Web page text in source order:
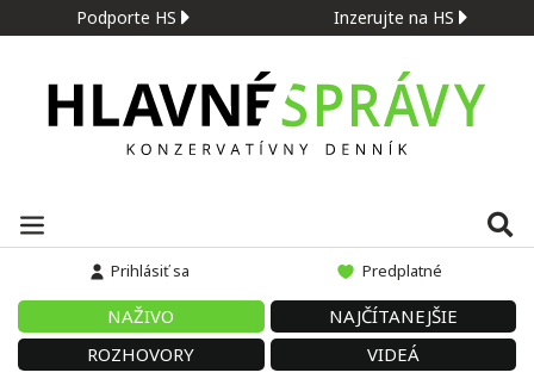
Podporte HS Inzerujte na HS
Prihlásiť sa Predplatné
NAŽIVO
NAJČÍTANEJŠIE
ROZHOVORY
VIDEÁ